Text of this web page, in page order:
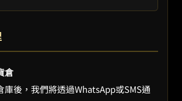
倉
庫後，我們將透過WhatsApp或SMS通